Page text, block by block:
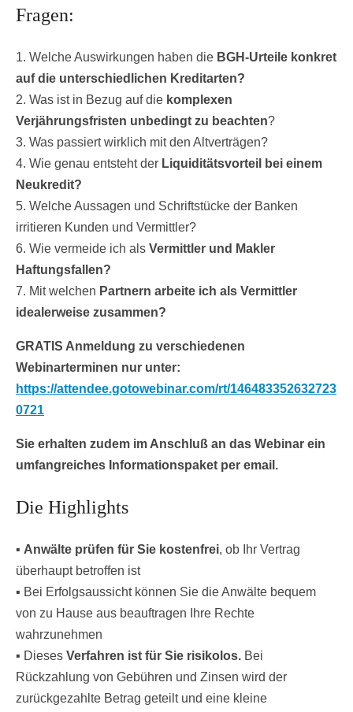
Fragen:
1. Welche Auswirkungen haben die BGH-Urteile konkret
auf die unterschiedlichen Kreditarten?
2. Was ist in Bezug auf die komplexen
Verjährungsfristen unbedingt zu beachten?
3. Was passiert wirklich mit den Altverträgen?
4. Wie genau entsteht der Liquiditätsvorteil bei einem
Neukredit?
5. Welche Aussagen und Schriftstücke der Banken
irritieren Kunden und Vermittler?
6. Wie vermeide ich als Vermittler und Makler
Haftungsfallen?
7. Mit welchen Partnern arbeite ich als Vermittler
idealerweise zusammen?
GRATIS Anmeldung zu verschiedenen
Webinarterminen nur unter:
https://attendee.gotowebinar.com/rt/146483352632723
0721
Sie erhalten zudem im Anschluß an das Webinar ein
umfangreiches Informationspaket per email.
Die Highlights
▪ Anwälte prüfen für Sie kostenfrei, ob Ihr Vertrag
überhaupt betroffen ist
▪ Bei Erfolgsaussicht können Sie die Anwälte bequem
von zu Hause aus beauftragen Ihre Rechte
wahrzunehmen
▪ Dieses Verfahren ist für Sie risikolos. Bei
Rückzahlung von Gebühren und Zinsen wird der
zurückgezahlte Betrag geteilt und eine kleine